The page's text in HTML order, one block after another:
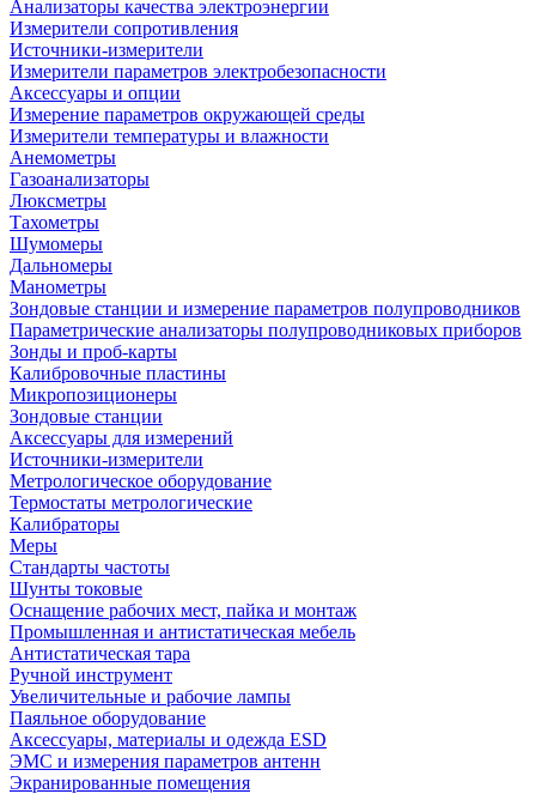
Анализаторы качества электроэнергии
Измерители сопротивления
Источники-измерители
Измерители параметров электробезопасности
Аксессуары и опции
Измерение параметров окружающей среды
Измерители температуры и влажности
Анемометры
Газоанализаторы
Люксметры
Тахометры
Шумомеры
Дальномеры
Манометры
Зондовые станции и измерение параметров полупроводников
Параметрические анализаторы полупроводниковых приборов
Зонды и проб-карты
Калибровочные пластины
Микропозиционеры
Зондовые станции
Аксессуары для измерений
Источники-измерители
Метрологическое оборудование
Термостаты метрологические
Калибраторы
Меры
Стандарты частоты
Шунты токовые
Оснащение рабочих мест, пайка и монтаж
Промышленная и антистатическая мебель
Антистатическая тара
Ручной инструмент
Увеличительные и рабочие лампы
Паяльное оборудование
Аксессуары, материалы и одежда ESD
ЭМС и измерения параметров антенн
Экранированные помещения